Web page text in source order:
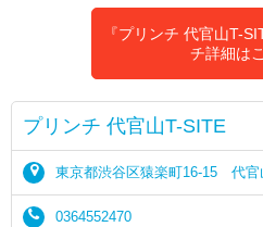
『プリンチ 代官山T-
チ詳細は
プリンチ 代官山T-SITE
東京都渋谷区猿楽町16-15 代
0364552470